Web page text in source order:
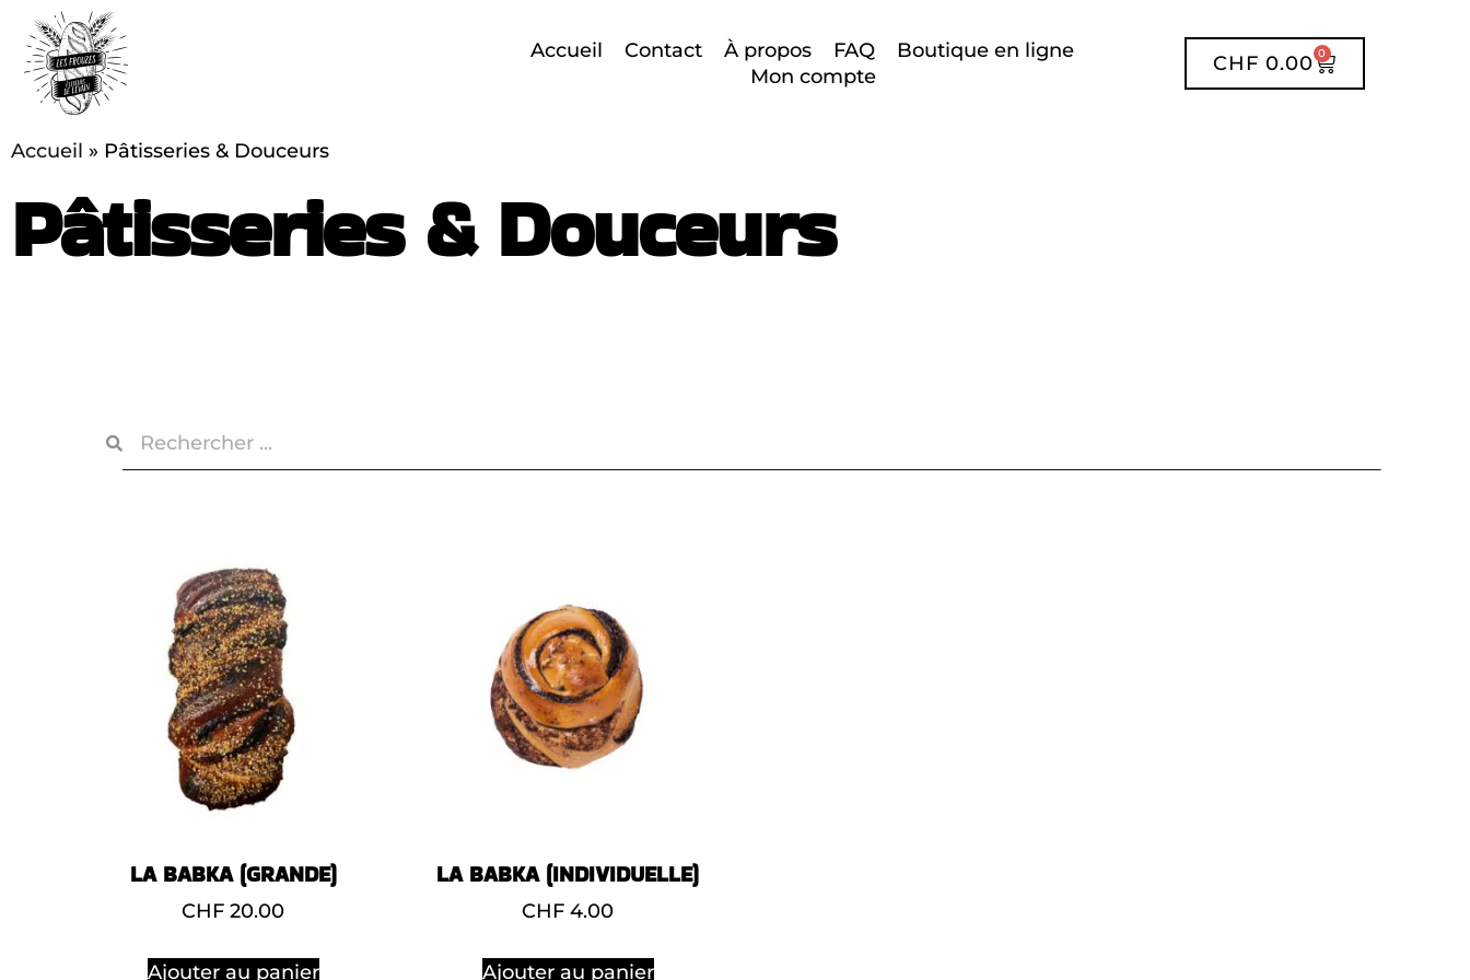
Accueil Contact À propos FAQ
Boutique en ligne
Mon compte
CHF 0.00 0
Accueil » Pâtisseries & Douceurs
Pâtisseries & Douceurs
LA BABKA (GRANDE)
CHF 20.00
Ajouter au panier
LA BABKA (INDIVIDUELLE)
CHF 4.00
Ajouter au panier